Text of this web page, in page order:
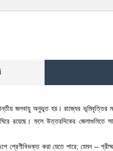
জলবায়ু অনুভূত হয়। রাজ্যের ভূমিবৃত্তির
রয়েছে। ফলে উত্তরদিকের জেলাগুলিতে
শ্রেণীবিভক্ত করা যেতে পারে; যেমন –